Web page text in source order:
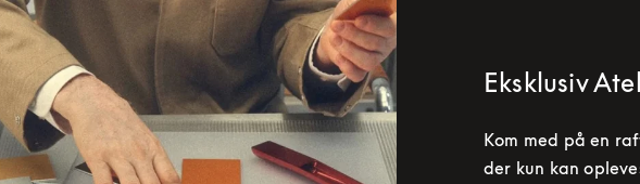
Eksklusiv
Kom med på en
der kun kan